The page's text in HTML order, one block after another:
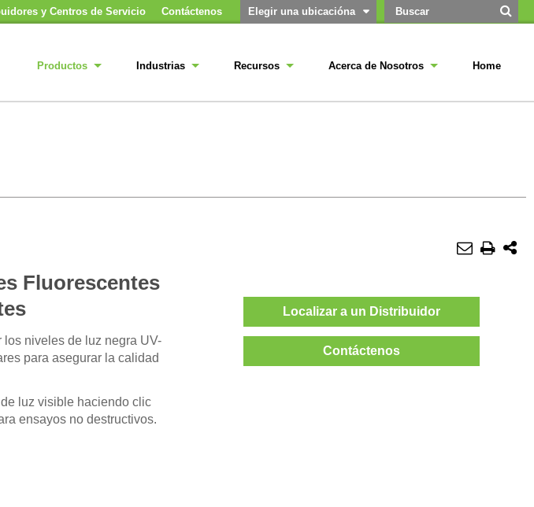
y Centros de Servicio Contáctenos Elegir una ubicacióna
Productos Industrias Recursos Acerca de Nosotros Home
Fluorescentes
niveles de luz negra UV-
para asegurar la calidad
luz visible haciendo clic
ensayos no destructivos.
Localizar a un Distribuidor
Contáctenos